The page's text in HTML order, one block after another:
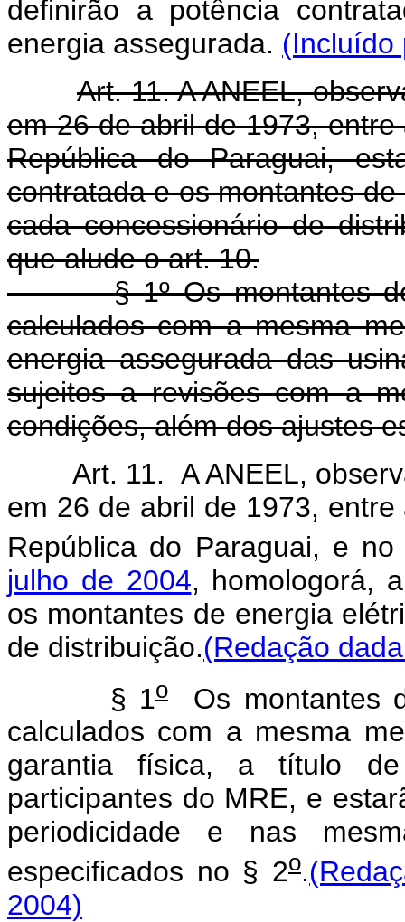
definirão a potência
energia assegurada. (Incluído
Art. 11. A ANEEL,
em 26 de abril de 1973,
República do Paraguai,
contratada e os montantes
cada concessionário de
que alude o art. 10.
§ 1º Os montantes de
calculados com a mesma
energia assegurada das
sujeitos a revisões com a
condições, além dos ajustes
Art. 11. A ANEEL,
em 26 de abril de 1973,
República do Paraguai, e
julho de 2004, homologorá,
os montantes de energia
de distribuição.(Redação
§ 1o
Os montantes
calculados com a mesma
garantia física, a título de
participantes do MRE, e
periodicidade e nas
especificados no § 2o.
2004)